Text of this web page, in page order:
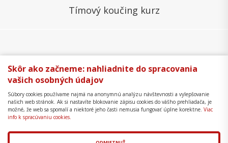
Tímový koučing kurz
Všeobecné obchodné podmienky
Správa cookies
Ochrana osobných údajov
Formulár na odstúpenie
Mapa stránky
Copyright © 2018 - 2026 Business Coaching College,
s.r.o.
Skôr ako začneme: nahliadnite do spracovania
vašich osobných údajov
Súbory cookies používame najmä na anonymnú analýzu návštevnosti a vylepšovanie
našich web stránok. Ak si nastavíte blokovanie zápisu cookies do vášho prehliadača, je
možné, že web sa spomalí a niektoré jeho časti nemusia fungovať úplne korektne. Viac
info k spracúvaniu cookies.